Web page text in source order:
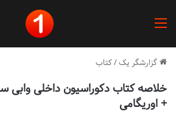
گزارشگر یک/کتاب
خلاصه کتاب دکوراسیون داخلی وابی
+ اوریگامی